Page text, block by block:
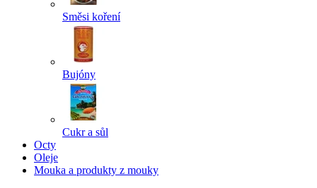
Směsi koření
Bujóny
Cukr a sůl
Octy
Oleje
Mouka a produkty z mouky